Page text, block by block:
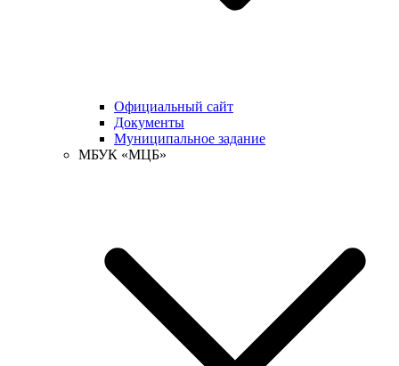
Официальный сайт
Документы
Муниципальное задание
МБУК «МЦБ»